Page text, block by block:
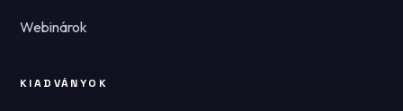
Webinárok
KIADVÁNYOK